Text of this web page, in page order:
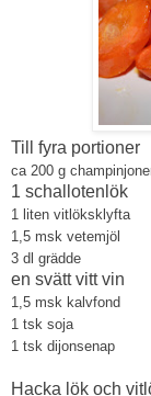
Till fyra portioner
ca 200 g
1 schallotenlök
1 liten vitlöksklyfta
1,5 msk vetemjöl
3 dl grädde
en svätt vitt vin
1,5 msk kalvfond
1 tsk soja
1 tsk dijonsenap
Hacka lök och